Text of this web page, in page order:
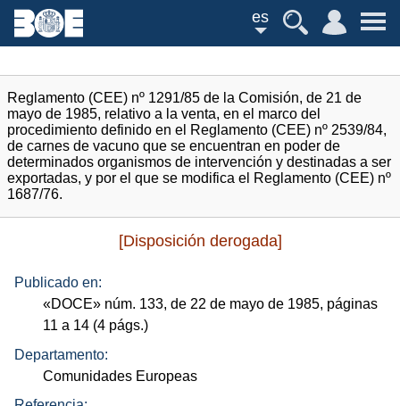
es
Reglamento (CEE) nº 1291/85 de la Comisión, de 21 de
mayo de 1985, relativo a la venta, en el marco del
procedimiento definido en el Reglamento (CEE) nº 2539/84,
de carnes de vacuno que se encuentran en poder de
determinados organismos de intervención y destinadas a ser
exportadas, y por el que se modifica el Reglamento (CEE) nº
1687/76.
[Disposición derogada]
Publicado en:
«DOCE» núm. 133, de 22 de mayo de 1985, páginas
11 a 14 (4 págs.)
Departamento:
Comunidades Europeas